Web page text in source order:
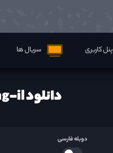
پنل کاربری سریال ها
دانلود Saeng-il ها
دوبله فارسی